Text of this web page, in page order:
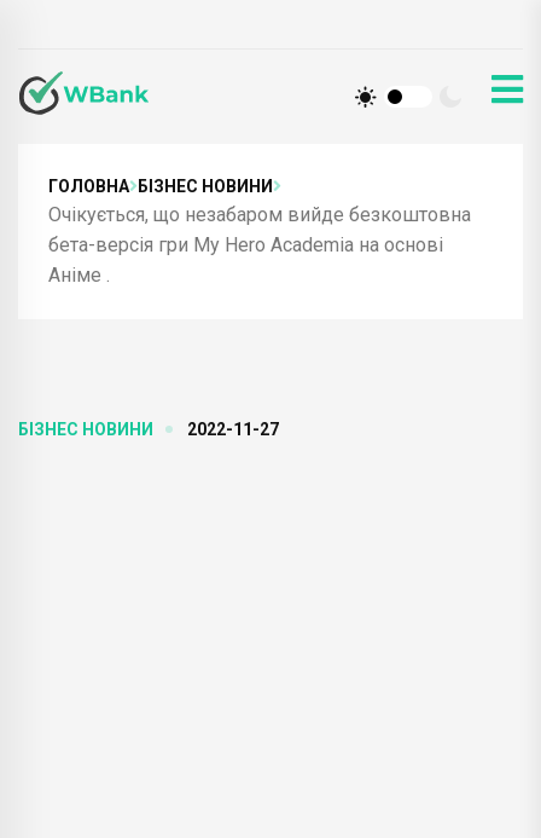
ГОЛОВНА БІЗНЕС НОВИНИ
Очікується, що незабаром вийде безкоштовна
бета-версія гри My Hero Academia на основі
Аніме .
БІЗНЕС НОВИНИ 2022-11-27